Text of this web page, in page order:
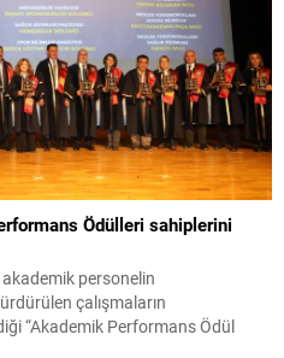
Ödülleri sahiplerini
personelin
çalışmaların
“Akademik Performans Ödül